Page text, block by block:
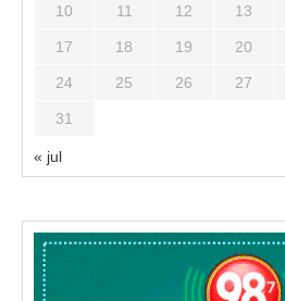
10 11 12 13
17 18 19 20
24 25 26 27
31
« jul